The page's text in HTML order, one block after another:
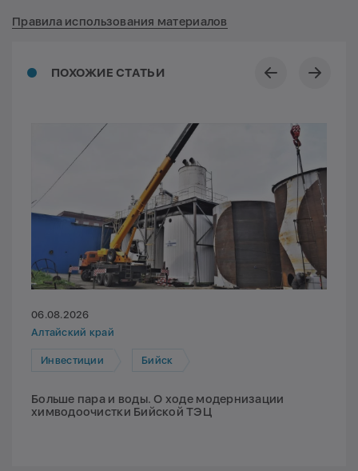
ПОХОЖИЕ СТАТЬИ
06.08.2026
Алтайский край
Инвестиции Бийск
Больше пара и воды. О ходе модернизации
химводоочистки Бийской ТЭЦ
Правила использования материалов